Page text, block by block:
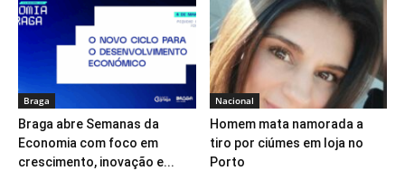
Braga
Braga abre Semanas da
Economia com foco em
crescimento, inovação e...
Nacional
Homem mata namorada a
tiro por ciúmes em loja no
Porto